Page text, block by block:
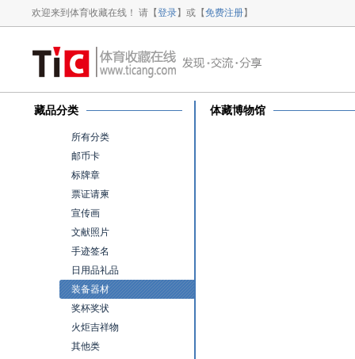
欢迎来到体育收藏在线！ 请【登录】或【免费注册】
藏品分类
所有分类
邮币卡
标牌章
票证请柬
宣传画
文献照片
手迹签名
日用品礼品
装备器材
奖杯奖状
火炬吉祥物
其他类
体藏博物馆